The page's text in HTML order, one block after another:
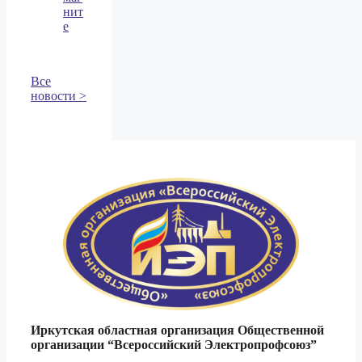
нит
е
Все
новости >
Иркутская областная организация Общественной
организации “Всероссийский Электропрофсоюз”